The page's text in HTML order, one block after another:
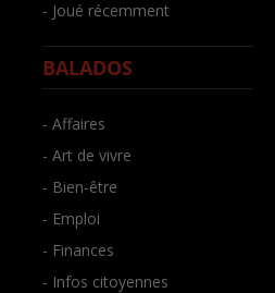
- Joué récemment
BALADOS
- Affaires
- Art de vivre
- Bien-être
- Emploi
- Finances
- Infos citoyennes